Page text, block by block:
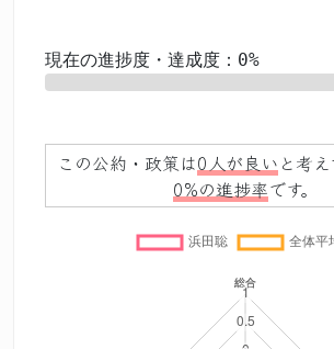
現在の進捗度・達成度：0%
この公約・政策は0人が良い と考
0%の進捗率です。